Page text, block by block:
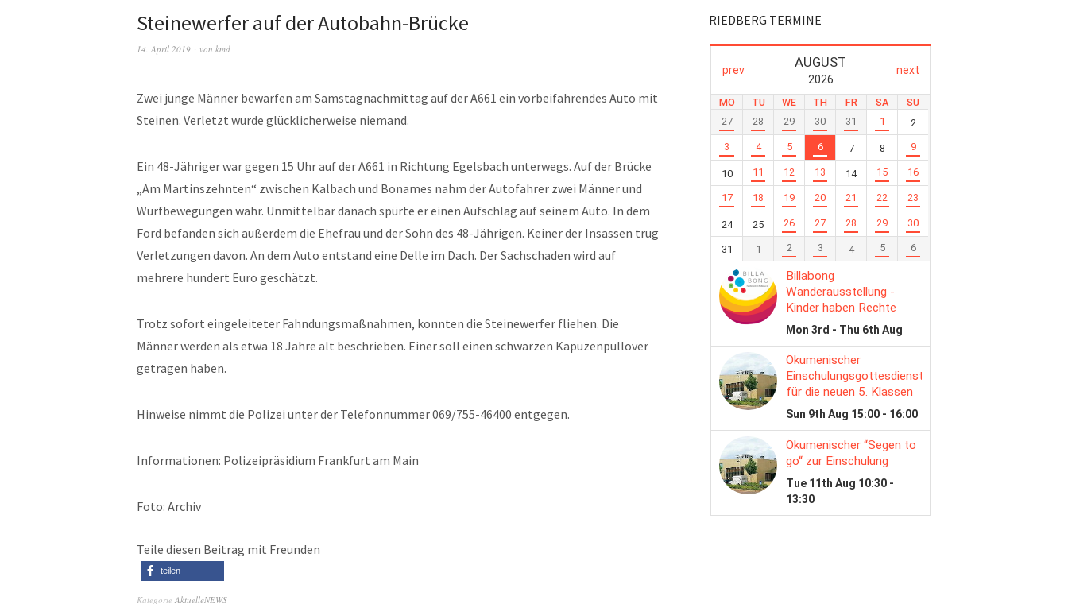
Steinewerfer auf der Autobahn-Brücke
14. April 2019 von kmd
Zwei junge Männer bewarfen am Samstagnachmittag auf der A661 ein vorbeifahrendes Auto mit
Steinen. Verletzt wurde glücklicherweise niemand.
Ein 48-Jähriger war gegen 15 Uhr auf der A661 in Richtung Egelsbach unterwegs. Auf der Brücke
„Am Martinszehnten“ zwischen Kalbach und Bonames nahm der Autofahrer zwei Männer und
Wurfbewegungen wahr. Unmittelbar danach spürte er einen Aufschlag auf seinem Auto. In dem
Ford befanden sich außerdem die Ehefrau und der Sohn des 48-Jährigen. Keiner der Insassen trug
Verletzungen davon. An dem Auto entstand eine Delle im Dach. Der Sachschaden wird auf
mehrere hundert Euro geschätzt.
Trotz sofort eingeleiteter Fahndungsmaßnahmen, konnten die Steinewerfer fliehen. Die
Männer werden als etwa 18 Jahre alt beschrieben. Einer soll einen schwarzen Kapuzenpullover
getragen haben.
Hinweise nimmt die Polizei unter der Telefonnummer 069/755-46400 entgegen.
Informationen: Polizeipräsidium Frankfurt am Main
Foto: Archiv
Teile diesen Beitrag mit Freunden
teilen
Kategorie AktuelleNEWS
RIEDBERG TERMINE